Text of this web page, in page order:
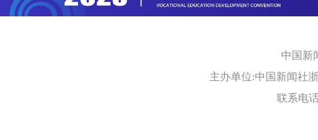
中国新
主办单位:中国新闻社
联系电